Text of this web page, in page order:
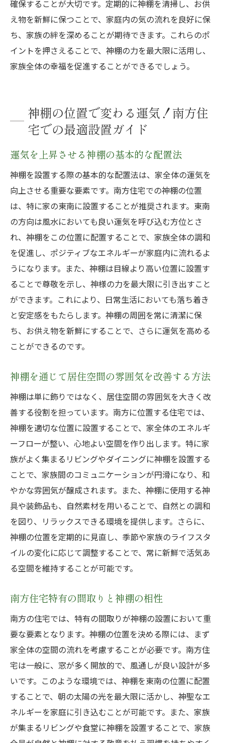
確保することが大切です。定期的に神棚を清掃し、お供
え物を新鮮に保つことで、家庭内の気の流れを良好に保
ち、家族の絆を深めることが期待できます。これらのポ
イントを押さえることで、神棚の力を最大限に活用し、
家族全体の幸福を促進することができるでしょう。
神棚の位置で変わる運気！南方住
宅での最適設置ガイド
運気を上昇させる神棚の基本的な配置法
神棚を設置する際の基本的な配置法は、家全体の運気を
向上させる重要な要素です。南方住宅での神棚の位置
は、特に家の東南に設置することが推奨されます。東南
の方向は風水においても良い運気を呼び込む方位とさ
れ、神棚をこの位置に配置することで、家族全体の調和
を促進し、ポジティブなエネルギーが家庭内に流れるよ
うになります。また、神棚は目線より高い位置に設置す
ることで尊敬を示し、神様の力を最大限に引き出すこと
ができます。これにより、日常生活においても落ち着き
と安定感をもたらします。神棚の周囲を常に清潔に保
ち、お供え物を新鮮にすることで、さらに運気を高める
ことができるのです。
神棚を通じて居住空間の雰囲気を改善する方法
神棚は単に飾りではなく、居住空間の雰囲気を大きく改
善する役割を担っています。南方に位置する住宅では、
神棚を適切な位置に設置することで、家全体のエネルギ
ーフローが整い、心地よい空間を作り出します。特に家
族がよく集まるリビングやダイニングに神棚を設置する
ことで、家族間のコミュニケーションが円滑になり、和
やかな雰囲気が醸成されます。また、神棚に使用する神
具や装飾品も、自然素材を用いることで、自然との調和
を図り、リラックスできる環境を提供します。さらに、
神棚の位置を定期的に見直し、季節や家族のライフスタ
イルの変化に応じて調整することで、常に新鮮で活気あ
る空間を維持することが可能です。
南方住宅特有の間取りと神棚の相性
南方の住宅では、特有の間取りが神棚の設置において重
要な要素となります。神棚の位置を決める際には、まず
家全体の空間の流れを考慮することが必要です。南方住
宅は一般に、窓が多く開放的で、風通しが良い設計が多
いです。このような環境では、神棚を東南の位置に配置
することで、朝の太陽の光を最大限に活かし、神聖なエ
ネルギーを家庭に引き込むことが可能です。また、家族
が集まるリビングや食堂に神棚を設置することで、家族